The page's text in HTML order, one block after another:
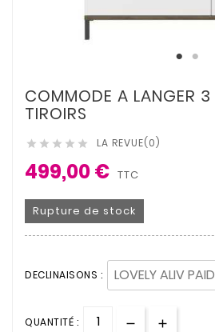
COMMODE A LANGER 3
TIROIRS
     LA REVUE(0)
499,00 € TTC
Rupture de stock
DECLINAISONS :
QUANTITÉ :